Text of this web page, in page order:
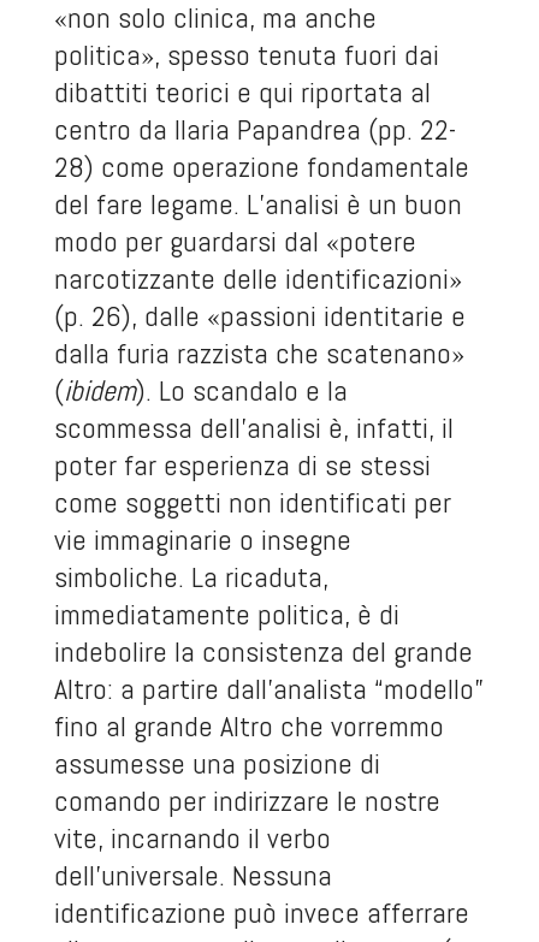
«non solo clinica, ma anche
politica», spesso tenuta fuori dai
dibattiti teorici e qui riportata al
centro da Ilaria Papandrea (pp. 22-
28) come operazione fondamentale
del fare legame. L’analisi è un buon
modo per guardarsi dal «potere
narcotizzante delle identificazioni»
(p. 26), dalle «passioni identitarie e
dalla furia razzista che scatenano»
(ibidem). Lo scandalo e la
scommessa dell’analisi è, infatti, il
poter far esperienza di se stessi
come soggetti non identificati per
vie immaginarie o insegne
simboliche. La ricaduta,
immediatamente politica, è di
indebolire la consistenza del grande
Altro: a partire dall’analista “modello”
fino al grande Altro che vorremmo
assumesse una posizione di
comando per indirizzare le nostre
vite, incarnando il verbo
dell’universale. Nessuna
identificazione può invece afferrare